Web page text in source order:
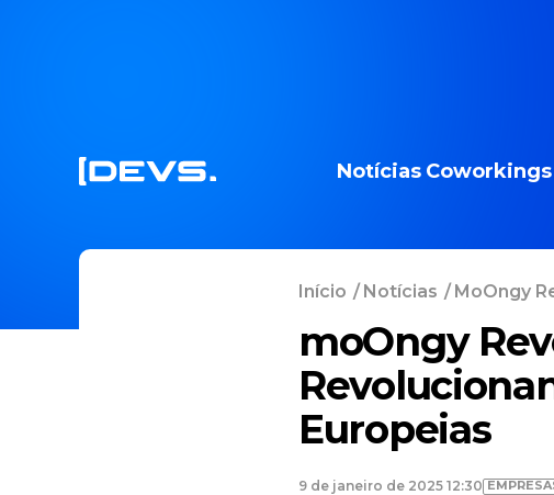
Notícias Coworkings
Início /Notícias / MoOngy
moOngy
Europeias
9 de janeiro de 2025 12:30